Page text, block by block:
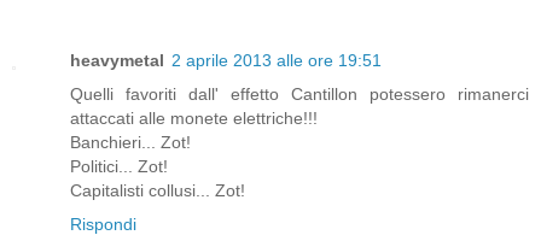
heavymetal 2 aprile 2013 alle ore 19:51
Quelli favoriti dall' effetto Cantillon potessero rimanerci
attaccati alle monete elettriche!!!
Banchieri... Zot!
Politici... Zot!
Capitalisti collusi... Zot!
Rispondi